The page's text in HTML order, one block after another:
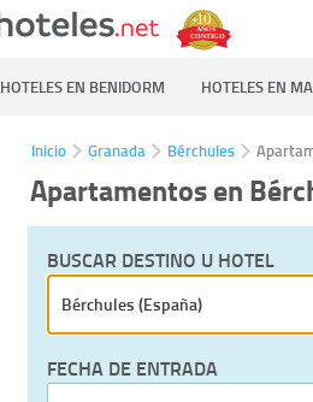
HOTELES EN BENIDORM HOTELES EN
Inicio Granada Bérchules
Apartamentos en
BUSCAR DESTINO U HOTEL
FECHA DE ENTRADA